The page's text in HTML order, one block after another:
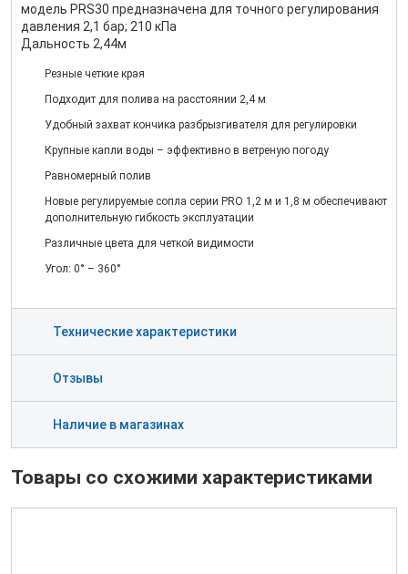
модель PRS30 предназначена для точного регулирования
давления 2,1 бар; 210 кПа
Дальность 2,44м
Резные четкие края
Подходит для полива на расстоянии 2,4 м
Удобный захват кончика разбрызгивателя для регулировки
Крупные капли воды – эффективно в ветреную погоду
Равномерный полив
Новые регулируемые сопла серии PRO 1,2 м и 1,8 м обеспечивают
дополнительную гибкость эксплуатации
Различные цвета для четкой видимости
Угол: 0° – 360°
Технические характеристики
Отзывы
Наличие в магазинах
Товары со схожими характеристиками